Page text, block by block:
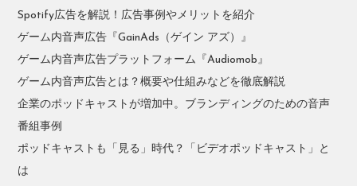
Spotify広告を解説！広告事例やメリットを紹介
ゲーム内音声広告『GainAds（ゲイン アズ）』
ゲーム内音声広告プラットフォーム『Audiomob』
ゲーム内音声広告とは？概要や仕組みなどを徹底解説
企業のポッドキャストが増加中。ブランディングのための音声
番組事例
ポッドキャストも「見る」時代？「ビデオポッドキャスト」と
は